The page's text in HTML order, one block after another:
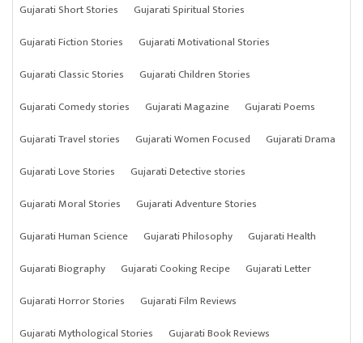
Gujarati Short Stories
Gujarati Spiritual Stories
Gujarati Fiction Stories
Gujarati Motivational Stories
Gujarati Classic Stories
Gujarati Children Stories
Gujarati Comedy stories
Gujarati Magazine
Gujarati Poems
Gujarati Travel stories
Gujarati Women Focused
Gujarati Drama
Gujarati Love Stories
Gujarati Detective stories
Gujarati Moral Stories
Gujarati Adventure Stories
Gujarati Human Science
Gujarati Philosophy
Gujarati Health
Gujarati Biography
Gujarati Cooking Recipe
Gujarati Letter
Gujarati Horror Stories
Gujarati Film Reviews
Gujarati Mythological Stories
Gujarati Book Reviews